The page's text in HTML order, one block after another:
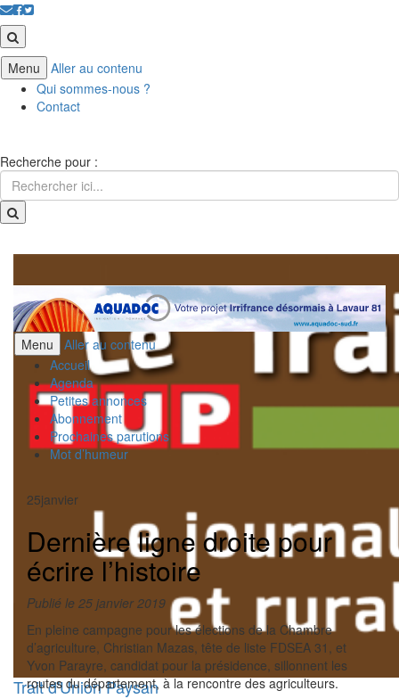
Menu
Aller au contenu
Qui sommes-nous ?
Contact
Recherche pour :
Trait d'Union Paysan
Menu
Aller au contenu
Accueil
Agenda
Petites annonces
Abonnement
Prochaines parutions
Mot d’humeur
25janvier
Dernière ligne droite pour
écrire l’histoire
Publié le 25 janvier 2019
En pleine campagne pour les élections de la Chambre
d’agriculture, Christian Mazas, tête de liste FDSEA 31, et
Yvon Parayre, candidat pour la présidence, sillonnent les
routes du département, à la rencontre des agriculteurs.